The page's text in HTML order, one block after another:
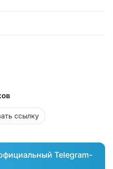
ссылку
Telegram-